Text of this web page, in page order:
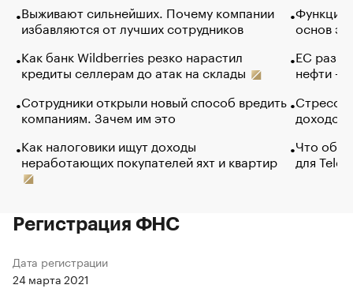
Выживают сильнейших. Почему компании
избавляются от лучших сотрудников
Как банк Wildberries резко нарастил
кредиты селлерам до атак на склады
Сотрудники открыли новый способ вредить
компаниям. Зачем им это
Как налоговики ищут доходы
неработающих покупателей яхт и квартир
Функции
основ
ЕС
нефти —
Стресс
доходов
Что
для
Регистрация ФНС
Дата регистрации
24 марта 2021